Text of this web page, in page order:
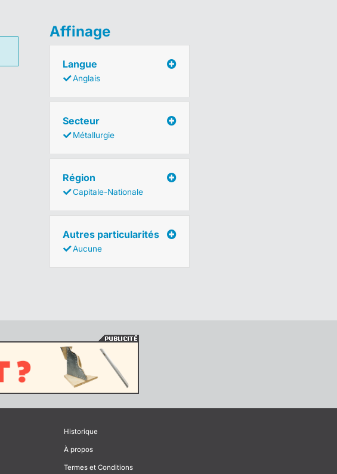
Affinage
Langue
Anglais
Secteur
Métallurgie
Région
Capitale-Nationale
Autres particularités
Aucune
Historique
À propos
Termes et Conditions